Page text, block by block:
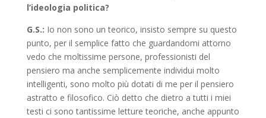
l’ideologia politica?
G.S.: Io non sono un teorico, insisto sempre su questo
punto, per il semplice fatto che guardandomi attorno
vedo che moltissime persone, professionisti del
pensiero ma anche semplicemente individui molto
intelligenti, sono molto più dotati di me per il pensiero
astratto e filosofico. Ciò detto che dietro a tutti i miei
testi ci sono tantissime letture teoriche, anche appunto